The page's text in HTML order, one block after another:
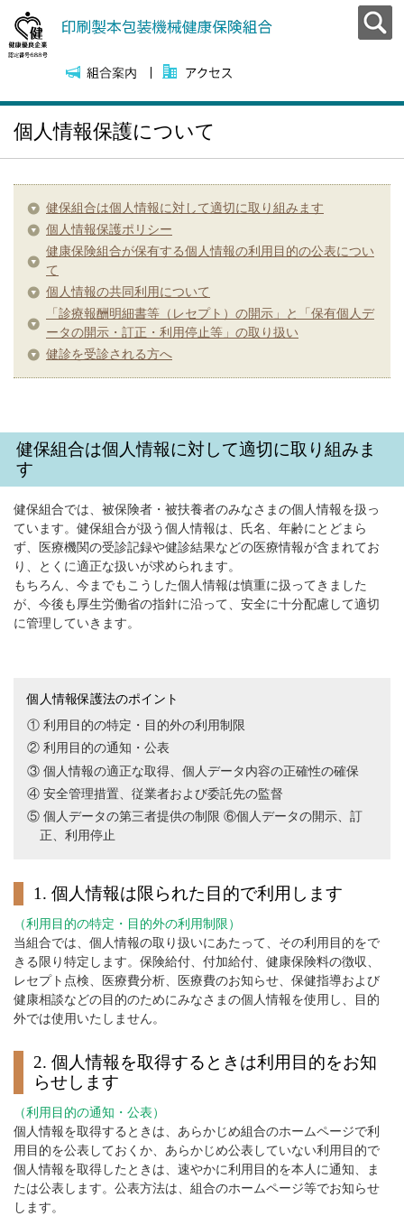
個人情報保護について
健保組合は個人情報に対して適切に取り組みます
個人情報保護ポリシー
健康保険組合が保有する個人情報の利用目的の公表につい
て
個人情報の共同利用について
「診療報酬明細書等（レセプト）の開示」と「保有個人デ
ータの開示・訂正・利用停止等」の取り扱い
健診を受診される方へ
健保組合は個人情報に対して適切に取り組みま
す
健保組合では、被保険者・被扶養者のみなさまの個人情報を扱っ
ています。健保組合が扱う個人情報は、氏名、年齢にとどまら
ず、医療機関の受診記録や健診結果などの医療情報が含まれてお
り、とくに適正な扱いが求められます。
もちろん、今までもこうした個人情報は慎重に扱ってきました
が、今後も厚生労働省の指針に沿って、安全に十分配慮して適切
に管理していきます。
個人情報保護法のポイント
① 利用目的の特定・目的外の利用制限
② 利用目的の通知・公表
③ 個人情報の適正な取得、個人データ内容の正確性の確保
④ 安全管理措置、従業者および委託先の監督
⑤ 個人データの第三者提供の制限 ⑥個人データの開示、訂
正、利用停止
1. 個人情報は限られた目的で利用します
（利用目的の特定・目的外の利用制限）
当組合では、個人情報の取り扱いにあたって、その利用目的をで
きる限り特定します。保険給付、付加給付、健康保険料の徴収、
レセプト点検、医療費分析、医療費のお知らせ、保健指導および
健康相談などの目的のためにみなさまの個人情報を使用し、目的
外では使用いたしません。
2. 個人情報を取得するときは利用目的をお知
らせします
（利用目的の通知・公表）
個人情報を取得するときは、あらかじめ組合のホームページで利
用目的を公表しておくか、あらかじめ公表していない利用目的で
個人情報を取得したときは、速やかに利用目的を本人に通知、ま
たは公表します。公表方法は、組合のホームページ等でお知らせ
します。